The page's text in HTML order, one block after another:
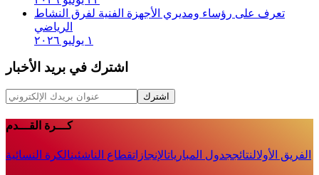
تعرف على رؤساء ومديري الأجهزة الفنية لفرق النشاط
الرياضي
١ يوليو ٢٠٢٦
اشترك في بريد الأخبار
اشترك
كـــرة القـــدم
الفريق الأولالنتائججدول المبارياتالإنجازاتقطاع الناشئينالكرة النسائية